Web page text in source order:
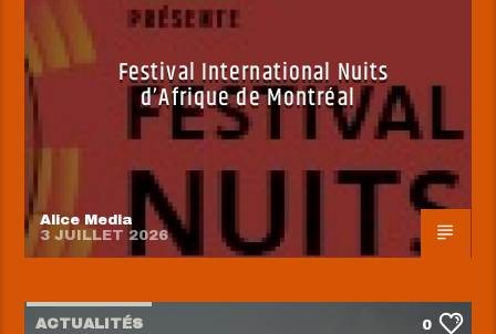
Festival International Nuits
d’Afrique de Montréal
Alice Media
3 JUILLET 2026
ACTUALITÉS 0